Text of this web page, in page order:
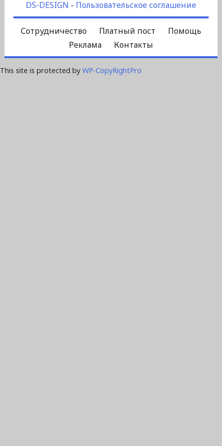
DS-DESIGN - Пользовательское соглашение
Сотрудничество Платный пост
Помощь
Реклама
Контакты
This site is protected by WP-CopyRightPro